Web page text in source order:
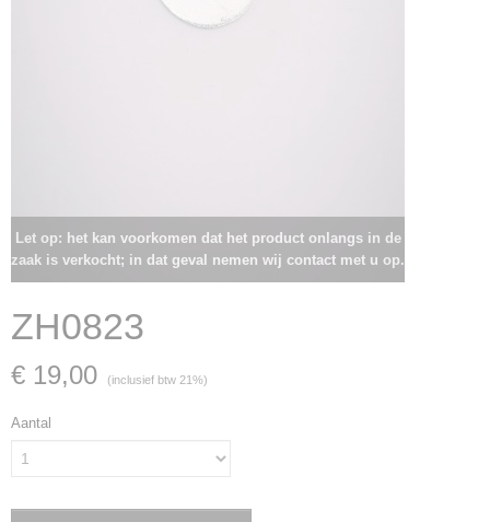
Let op: het kan voorkomen dat het product onlangs in de
zaak is verkocht; in dat geval nemen wij contact met u op.
ZH0823
€ 19,00 (inclusief btw 21%)
Aantal